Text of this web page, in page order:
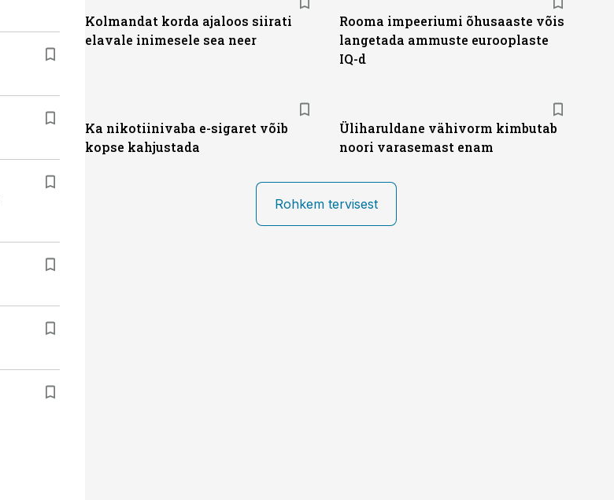
Kolmandat korda ajaloos siirati
elavale inimesele sea neer
Rooma impeeriumi õhusaaste võis
langetada ammuste eurooplaste
IQ-d
Ka nikotiinivaba e-sigaret võib
kopse kahjustada
Üliharuldane vähivorm kimbutab
noori varasemast enam
Rohkem tervisest